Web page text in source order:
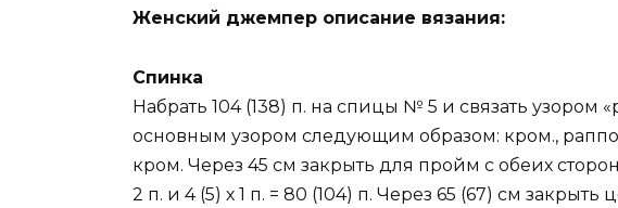
Женский джемпер описание вязания:
Спинка
Набрать 104 (138) п. на спицы № 5 и связать узором
основным узором следующим образом: кром.,
кром. Через 45 см закрыть для пройм с обеих
2 п. и 4 (5) х 1 п. = 80 (104) п. Через 65 (67) см